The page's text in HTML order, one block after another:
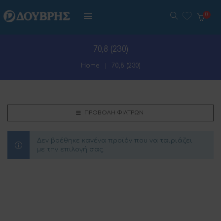
70,8 (230)
Home 70,8 (230)
ΠΡΟΒΟΛΉ ΦΊΛΤΡΩΝ
Δεν βρέθηκε κανένα προϊόν που να ταιριάζει
με την επιλογή σας.